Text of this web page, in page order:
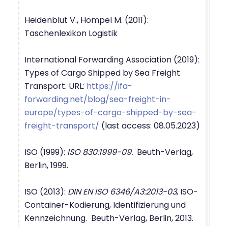
Heidenblut V., Hompel M. (2011):
Taschenlexikon Logistik
International Forwarding Association (2019):
Types of Cargo Shipped by Sea Freight
Transport. URL: https://ifa-
forwarding.net/blog/sea-freight-in-
europe/types-of-cargo-shipped-by-sea-
freight-transport/ (last access: 08.05.2023)
ISO (1999): ISO 830:1999-09. Beuth-Verlag,
Berlin, 1999.
ISO (2013): DIN EN ISO 6346/A3:2013-03, ISO-
Container-Kodierung, Identifizierung und
Kennzeichnung. Beuth-Verlag, Berlin, 2013.